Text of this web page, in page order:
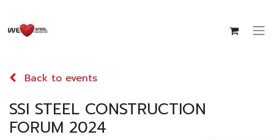
Back to events
SSI STEEL CONSTRUCTION
FORUM 2024